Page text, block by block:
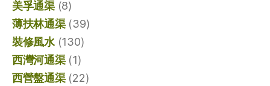
美孚通渠(8)
薄扶林通渠(39)
裝修風水(130)
西灣河通渠(1)
西營盤通渠(22)